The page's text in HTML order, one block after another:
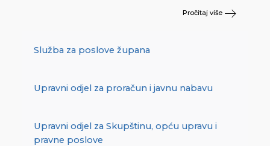
Pročitaj više
Služba za poslove župana
Upravni odjel za proračun i javnu nabavu
Upravni odjel za Skupštinu, opću upravu i
pravne poslove